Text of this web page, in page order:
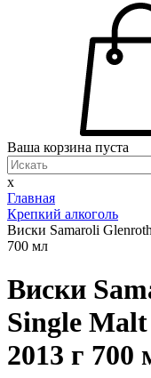
Ваша корзина пуста
x
Главная
Крепкий алкоголь
Виски Samaroli
700 мл
Виски
Single
2013 г 700